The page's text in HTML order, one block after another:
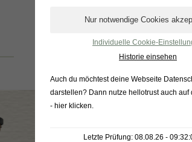
BELIEBTE
Individuelle Cookie-
Historie einsehen
Auch du möchtest deine Webseite
darstellen? Dann nutze hellotrust auch auf
- hier klicken
Letzte Prüfung: 08.08.26 -